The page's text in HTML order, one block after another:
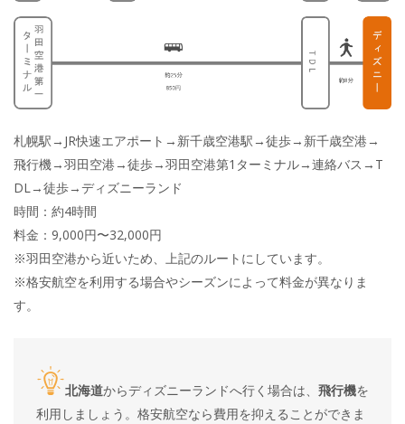
札幌駅→JR快速エアポート→新千歳空港駅→徒歩→新千歳空港→
飛行機→羽田空港→徒歩→羽田空港第1ターミナル→連絡バス→T
DL→徒歩→ディズニーランド
時間：約4時間
料金：9,000円〜32,000円
※羽田空港から近いため、上記のルートにしています。
※格安航空を利用する場合やシーズンによって料金が異なりま
す。
北海道からディズニーランドへ行く場合は、 飛行機を
利用しましょう。格安航空なら費用を抑えることができま